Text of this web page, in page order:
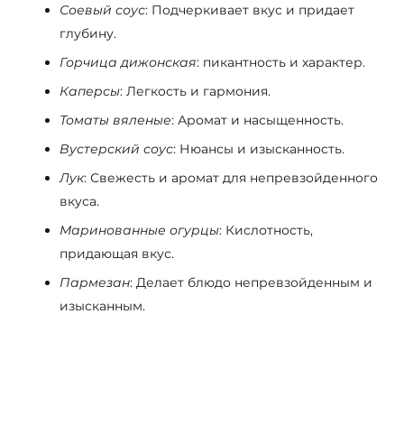
Соевый соус: Подчеркивает вкус и придает
глубину.
Горчица дижонская: пикантность и характер.
Каперсы: Легкость и гармония.
Томаты вяленые: Аромат и насыщенность.
Вустерский соус: Нюансы и изысканность.
Лук: Свежесть и аромат для непревзойденного
вкуса.
Маринованные огурцы: Кислотность,
придающая вкус.
Пармезан: Делает блюдо непревзойденным и
изысканным.